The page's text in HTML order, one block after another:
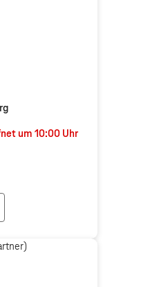
um 10:00 Uhr
Shop Dieburg